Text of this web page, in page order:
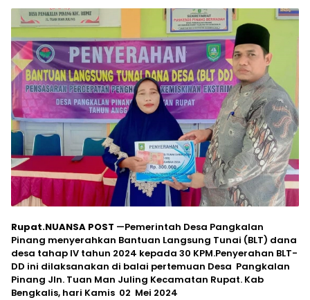
Rupat.NUANSA POST —Pemerintah Desa Pangkalan
Pinang menyerahkan Bantuan Langsung Tunai (BLT) dana
desa tahap IV tahun 2024 kepada 30 KPM.Penyerahan BLT-
DD ini dilaksanakan di balai pertemuan Desa Pangkalan
Pinang Jln. Tuan Man Juling Kecamatan Rupat. Kab
Bengkalis, hari Kamis 02 Mei 2024